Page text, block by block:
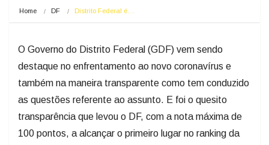
Home DF Distrito Federal é…
O Governo do Distrito Federal (GDF) vem sendo
destaque no enfrentamento ao novo coronavírus e
também na maneira transparente como tem conduzido
as questões referente ao assunto. E foi o quesito
transparência que levou o DF, com a nota máxima de
100 pontos, a alcançar o primeiro lugar no ranking da